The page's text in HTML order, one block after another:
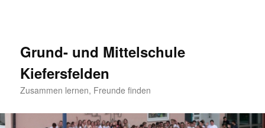
Grund- und Mittelschule
Kiefersfelden
Zusammen lernen, Freunde finden